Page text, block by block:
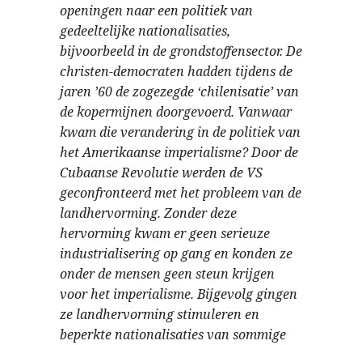
openingen naar een politiek van
gedeeltelijke nationalisaties,
bijvoorbeeld in de grondstoffensector. De
christen-democraten hadden tijdens de
jaren ’60 de zogezegde ‘chilenisatie’ van
de kopermijnen doorgevoerd. Vanwaar
kwam die verandering in de politiek van
het Amerikaanse imperialisme? Door de
Cubaanse Revolutie werden de VS
geconfronteerd met het probleem van de
landhervorming. Zonder deze
hervorming kwam er geen serieuze
industrialisering op gang en konden ze
onder de mensen geen steun krijgen
voor het imperialisme. Bijgevolg gingen
ze landhervorming stimuleren en
beperkte nationalisaties van sommige